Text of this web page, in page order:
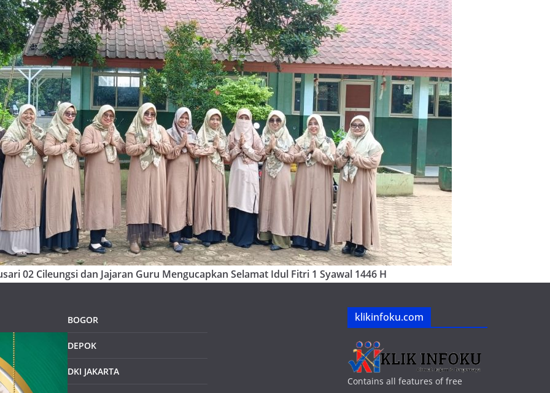
02 Cileungsi dan Jajaran Guru Mengucapkan Selamat Idul Fitri 1 Syawal 1446 H
BOGOR
DEPOK
DKI JAKARTA
klikinfoku.com
Contains all features of free